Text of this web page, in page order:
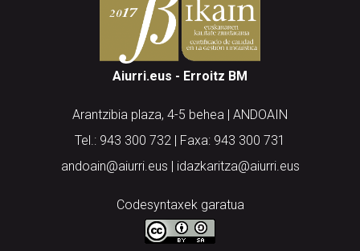
Aiurri.eus - Erroitz BM
Arantzibia plaza, 4-5 behea | ANDOAIN
Tel.: 943 300 732 | Faxa: 943 300 731
andoain@aiurri.eus | idazkaritza@aiurri.eus
Codesyntaxek garatua